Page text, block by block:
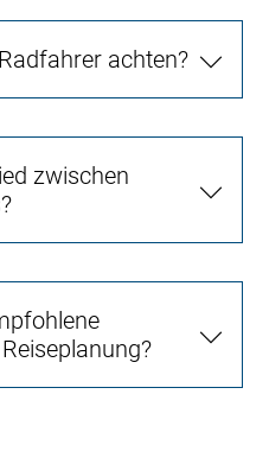
achten?
zwischen